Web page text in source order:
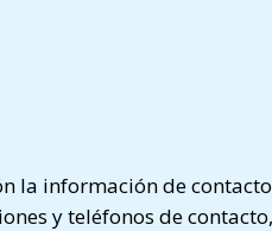
la información de
y teléfonos de